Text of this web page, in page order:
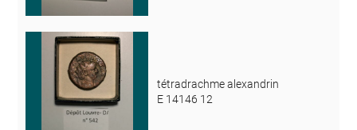
tétradrachme alexandrin
E 14146 12